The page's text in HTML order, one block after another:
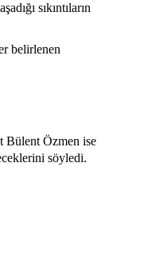
sıkıntıların
belirlenen
Bülent Özmen ise
söyledi.